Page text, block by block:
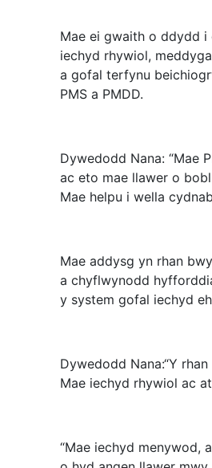
Mae ei gwaith o ddydd i
iechyd rhywiol,
a gofal terfynu
PMS a PMDD.
Dywedodd Nana: “Mae
ac eto mae llawer o
Mae helpu i wella
Mae addysg yn rhan
a chyflwynodd
y system gofal iechyd
Dywedodd Nana:“Y
Mae iechyd rhywiol ac
“Mae iechyd menywod,